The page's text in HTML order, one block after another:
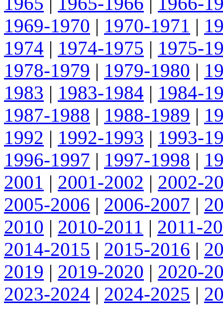
1969-1970 | 1970-1971 |
1974 | 1974-1975 | 1975-
1978-1979 | 1979-1980 |
1983 | 1983-1984 | 1984-
1987-1988 | 1988-1989 |
1992 | 1992-1993 | 1993-
1996-1997 | 1997-1998 |
2001 | 2001-2002 | 2002-
2005-2006 | 2006-2007 |
2010 | 2010-2011 | 2011-
2014-2015 | 2015-2016 |
2019 | 2019-2020 | 2020-
2023-2024 | 2024-2025 |